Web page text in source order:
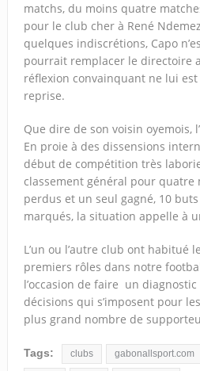
matchs, du moins quatre
pour le club cher à René
quelques indiscrétions, Capo
pourrait remplacer le directoire
réflexion convainquant ne lui
reprise.
Que dire de son voisin oyemois,
En proie à des dissensions
début de compétition très
classement général pour quatre
perdus et un seul gagné, 10
marqués, la situation appelle à
L’un ou l’autre club ont habitué
premiers rôles dans notre
l’occasion de faire un
décisions qui s’imposent pour
plus grand nombre de
Tags: clubs gabonallsport.com